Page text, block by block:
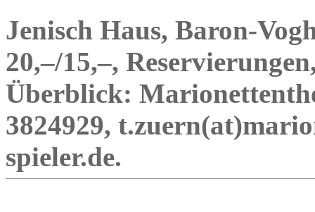
Jenisch Haus, Baron-
20,–/15,–,
Überblick:
3824929,
spieler.de.